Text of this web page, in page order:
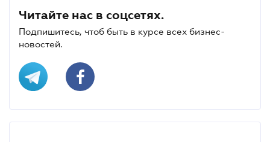
Читайте нас в соцсетях.
Подпишитесь, чтоб быть в курсе всех бизнес-
новостей.